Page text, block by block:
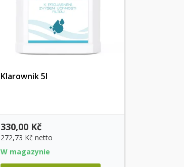
Klarownik 5l
330,00 Kč
272,73 Kčnetto
W magazynie